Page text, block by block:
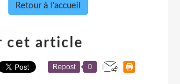
Retour à l'accueil
cet article
Repost 0